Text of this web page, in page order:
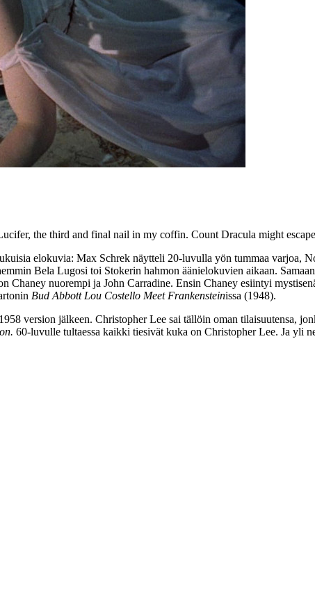
the third and final nail in my coffin. Count Dracula might
elokuvia: Max Schrek näytteli 20‑luvulla yön tummaa varjoa,
Bela Lugosi toi Stokerin hahmon äänielokuvien aikaan.
Chaney nuorempi ja John Carradine. Ensin Chaney esiintyi
Bud Abbott Lou Costello Meet Frankensteinissa (1948).
version jälkeen. Christopher Lee sai tällöin oman tilaisuutensa,
60‑luvulle tultaessa kaikki tiesivät kuka on Christopher Lee. Ja yli